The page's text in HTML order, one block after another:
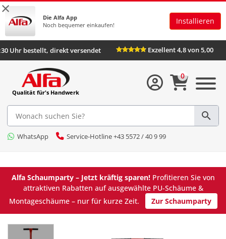
×
Die Alfa App
Noch bequemer einkaufen!
Installieren
Uhr bestellt, direkt versendet Exzellent 4,8 von 5,00
Qualität für's Handwerk
WhatsApp Service-Hotline +43 5572 / 40 9 99
0
Alfa Schaumparty – Jetzt kräftig sparen!Profitieren Sie von
attraktiven Rabatten auf ausgewählte PU-Schäume &
Montageschäume – nur für kurze Zeit.
Zur Schaumparty